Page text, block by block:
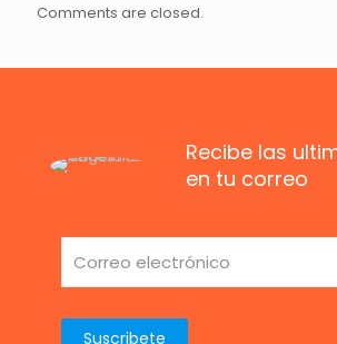
Comments are closed.
Recibe las
en tu correo